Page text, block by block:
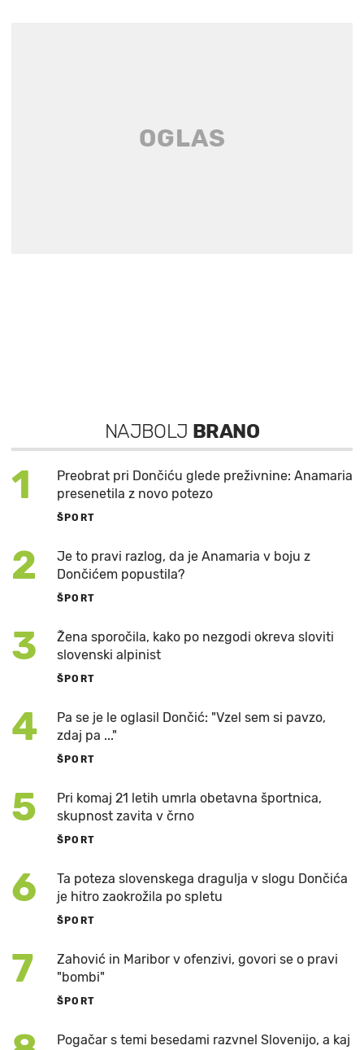
NAJBOLJ BRANO
1
Preobrat pri Dončiću glede preživnine: Anamaria
presenetila z novo potezo
ŠPORT
2
Je to pravi razlog, da je Anamaria v boju z
Dončićem popustila?
ŠPORT
3
Žena sporočila, kako po nezgodi okreva sloviti
slovenski alpinist
ŠPORT
4
Pa se je le oglasil Dončić: "Vzel sem si pavzo,
zdaj pa ..."
ŠPORT
5
Pri komaj 21 letih umrla obetavna športnica,
skupnost zavita v črno
ŠPORT
6
Ta poteza slovenskega dragulja v slogu Dončića
je hitro zaokrožila po spletu
ŠPORT
7
Zahović in Maribor v ofenzivi, govori se o pravi
"bombi"
ŠPORT
Pogačar s temi besedami razvnel Slovenijo, a kaj